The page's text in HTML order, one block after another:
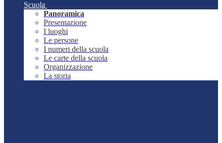
Scuola
Panoramica
Presentazione
I luoghi
Le persone
I numeri della scuola
Le carte della scuola
Organizzazione
La storia